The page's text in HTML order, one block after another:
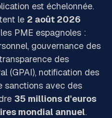
est échelonnée.
le 2 août 2026
PME espagnoles :
gouvernance des
des
(GPAI), notification des
sanctions avec des
35 millions d'euros
mondial annuel.